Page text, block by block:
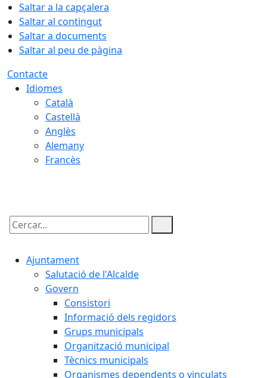
Saltar a la capçalera
Saltar al contingut
Saltar a documents
Saltar al peu de pàgina
Contacte
Idiomes
Català
Castellà
Anglès
Alemany
Francès
Cercar:
Ajuntament
Salutació de l'Alcalde
Govern
Consistori
Informació dels regidors
Grups municipals
Organització municipal
Tècnics municipals
Organismes dependents o vinculats